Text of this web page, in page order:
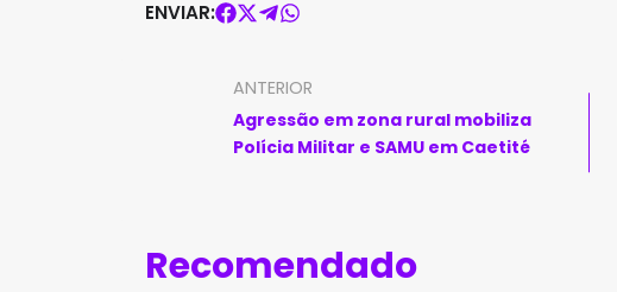
ENVIAR:
ANTERIOR
Agressão em zona rural mobiliza
Polícia Militar e SAMU em Caetité
Recomendado